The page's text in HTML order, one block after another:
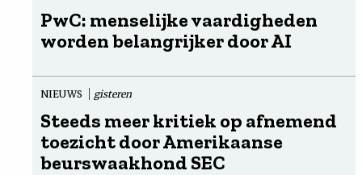
PwC: menselijke vaardigheden
worden belangrijker door AI
NIEUWS gisteren
Steeds meer kritiek op afnemend
toezicht door Amerikaanse
beurswaakhond SEC